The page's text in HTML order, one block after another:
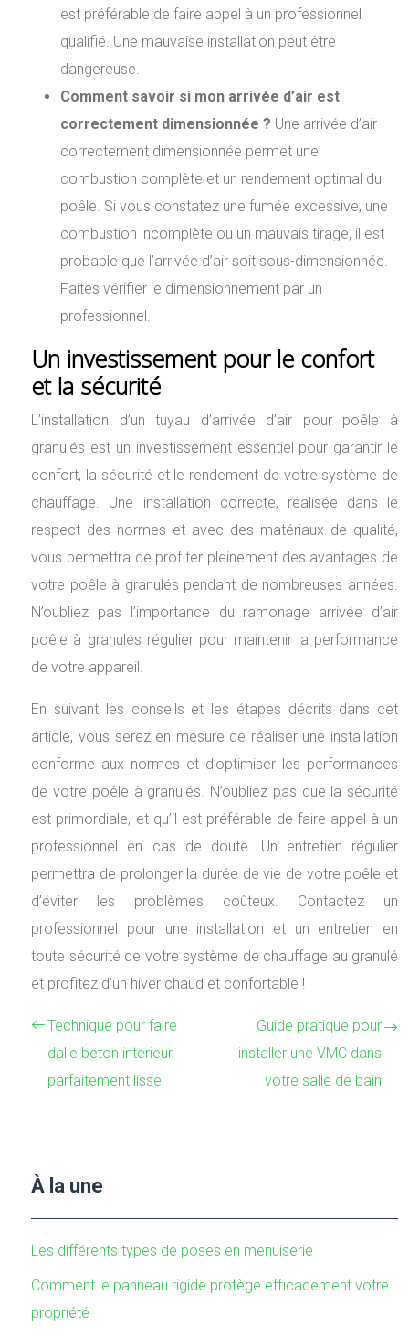
est préférable de faire appel à un professionnel
qualifié. Une mauvaise installation peut être
dangereuse.
Comment savoir si mon arrivée d’air est
correctement dimensionnée ? Une arrivée d’air
correctement dimensionnée permet une
combustion complète et un rendement optimal du
poêle. Si vous constatez une fumée excessive, une
combustion incomplète ou un mauvais tirage, il est
probable que l’arrivée d’air soit sous-dimensionnée.
Faites vérifier le dimensionnement par un
professionnel.
Un investissement pour le confort
et la sécurité
L’installation d’un tuyau d’arrivée d’air pour poêle à
granulés est un investissement essentiel pour garantir le
confort, la sécurité et le rendement de votre système de
chauffage. Une installation correcte, réalisée dans le
respect des normes et avec des matériaux de qualité,
vous permettra de profiter pleinement des avantages de
votre poêle à granulés pendant de nombreuses années.
N’oubliez pas l’importance du ramonage arrivée d’air
poêle à granulés régulier pour maintenir la performance
de votre appareil.
En suivant les conseils et les étapes décrits dans cet
article, vous serez en mesure de réaliser une installation
conforme aux normes et d’optimiser les performances
de votre poêle à granulés. N’oubliez pas que la sécurité
est primordiale, et qu’il est préférable de faire appel à un
professionnel en cas de doute. Un entretien régulier
permettra de prolonger la durée de vie de votre poêle et
d’éviter les problèmes coûteux. Contactez un
professionnel pour une installation et un entretien en
toute sécurité de votre système de chauffage au granulé
et profitez d’un hiver chaud et confortable !
Technique pour faire
dalle beton interieur
parfaitement lisse
Guide pratique pour
installer une VMC dans
votre salle de bain
À la une
Les différents types de poses en menuiserie
Comment le panneau rigide protège efficacement votre
propriété